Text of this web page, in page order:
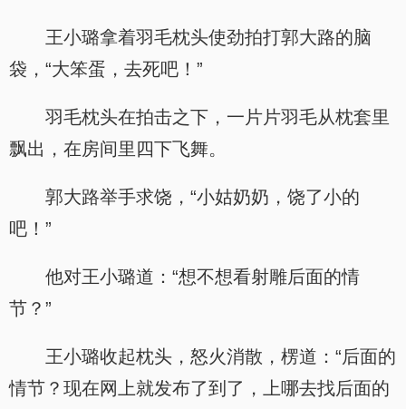
王小璐拿着羽毛枕头使劲拍打郭大路的脑
袋，“大笨蛋，去死吧！”
羽毛枕头在拍击之下，一片片羽毛从枕套里
飘出，在房间里四下飞舞。
郭大路举手求饶，“小姑奶奶，饶了小的
吧！”
他对王小璐道：“想不想看射雕后面的情
节？”
王小璐收起枕头，怒火消散，楞道：“后面的
情节？现在网上就发布了到了，上哪去找后面的